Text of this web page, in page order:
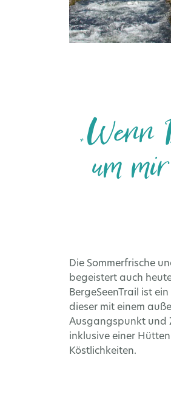
„Wenn
um mir
Die Sommerfrische
begeistert auch
BergeSeenTrail ist
dieser mit einem
Ausgangspunkt und
inklusive einer
Köstlichkeiten.